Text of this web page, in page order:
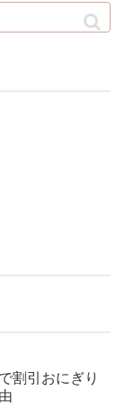
割引おにぎり